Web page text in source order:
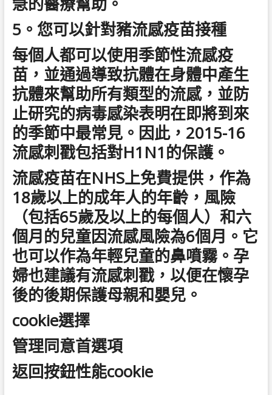
5。您可以針對豬流感疫苗接種
每個人都可以使用季節性流感疫
苗，並通過導致抗體在身體中產生
抗體來幫助所有類型的流感，並防
止研究的病毒感染表明在即將到來
的季節中最常見。因此，2015-16
流感刺戳包括對H1N1的保護。
流感疫苗在NHS上免費提供，作為
18歲以上的成年人的年齡，風險
（包括65歲及以上的每個人）和六
個月的兒童因流感風險為6個月。它
也可以作為年輕兒童的鼻噴霧。孕
婦也建議有流感刺戳，以便在懷孕
後的後期保護母親和嬰兒。
cookie選擇
管理同意首選項
返回按鈕性能cookie